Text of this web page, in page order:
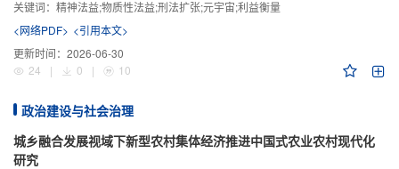
关键词： 精神法益;物质性法益;刑法扩张;元宇宙;利益衡量
<网络PDF> <引用本文>
更新时间： 2026-06-30
24
| 0 | 10
政治建设与社会治理
城乡融合发展视域下新型农村集体经济推进中国式农业农村现代化
研究